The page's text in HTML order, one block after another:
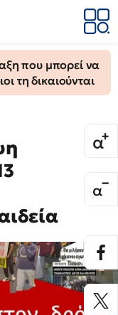
που μπορεί να
τη δικαιούνται